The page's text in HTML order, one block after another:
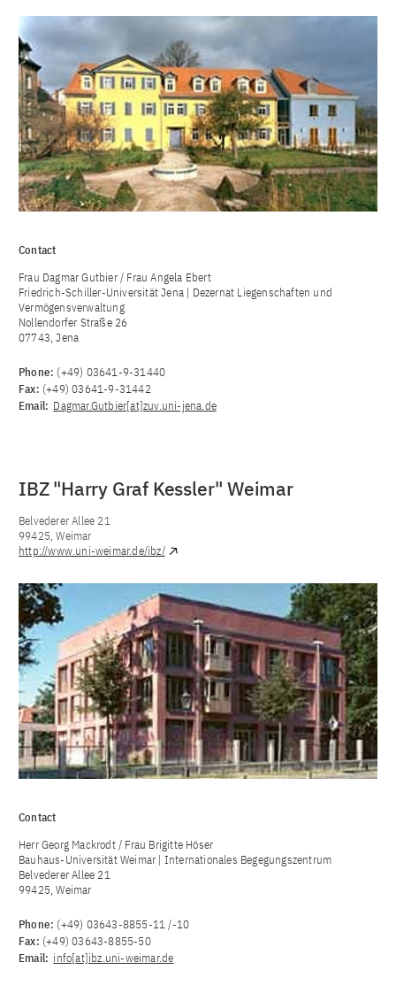
Contact
Frau Dagmar Gutbier / Frau Angela Ebert
Friedrich-Schiller-Universität Jena | Dezernat Liegenschaften und
Vermögensverwaltung
Nollendorfer Straße 26
07743, Jena
Phone: (+49) 03641-9-31440
Fax: (+49) 03641-9-31442
Email: Dagmar.Gutbier[at]zuv.uni-jena.de
IBZ "Harry Graf Kessler" Weimar
Belvederer Allee 21
99425, Weimar
http://www.uni-weimar.de/ibz/
Contact
Herr Georg Mackrodt / Frau Brigitte Höser
Bauhaus-Universität Weimar | Internationales Begegungszentrum
Belvederer Allee 21
99425, Weimar
Phone: (+49) 03643-8855-11 /-10
Fax: (+49) 03643-8855-50
Email: info[at]ibz.uni-weimar.de